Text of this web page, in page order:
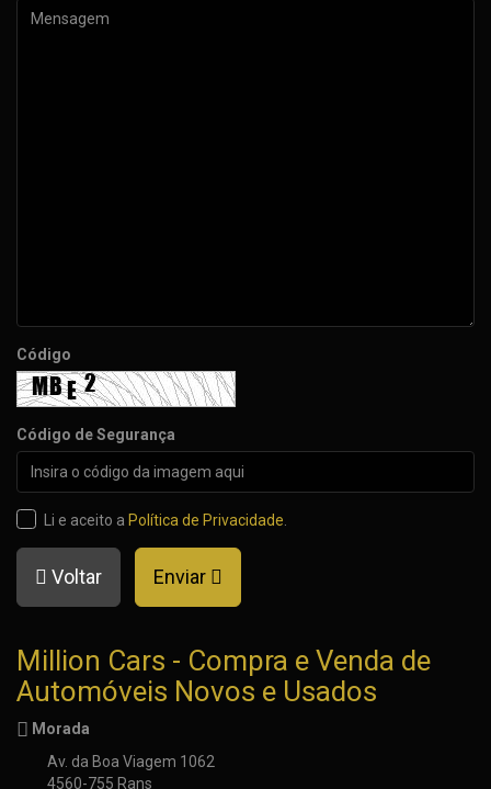
Código
Código de Segurança
Li e aceito a Política de Privacidade
Voltar Enviar
Million Cars - Compra e Venda de
Automóveis Novos e Usados
Morada
Av. da Boa Viagem 1062
4560-755 Rans